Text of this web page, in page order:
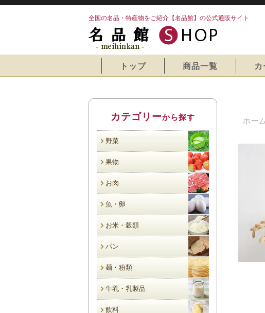
全国の名品・特産物をご紹介【名品館】の公式通販サイト
トップ 商品一覧
ホーム
カテゴリーから探す
野菜
果物
お肉
魚・卵
お米・穀類
パン
麺・粉類
牛乳・乳製品
飲料